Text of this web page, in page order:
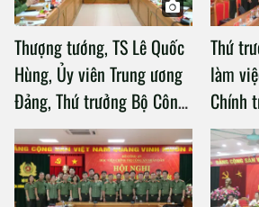
Thượng tướng, TS Lê Quốc
Hùng, Ủy viên Trung ương
Đảng, Thứ trưởng Bộ Công
an làm việc với Học viện
Chính trị Công an nhân dân
Thứ
làm
Chính